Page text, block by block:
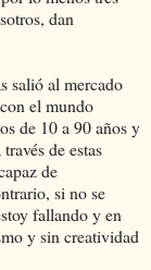
dan
salió al mercado
el mundo
de 10 a 90 años y
de estas
de
si no se
fallando y en
y sin creatividad